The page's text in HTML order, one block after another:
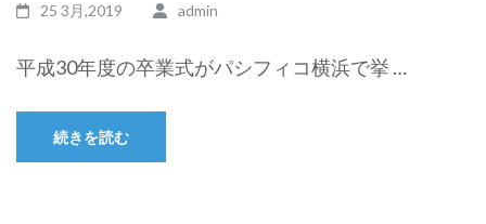
25 3月,2019 admin
平成30年度の卒業式がパシフィコ横浜で挙 …
続きを読む